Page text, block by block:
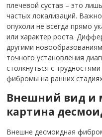
плечевой сустав – это
частых локализаций.
опухоли не всегда прямо
или характер роста.
другими
точного установления
столкнуться с
фибромы на ранних
Внешний вид и
картина
Внешне десмоидная